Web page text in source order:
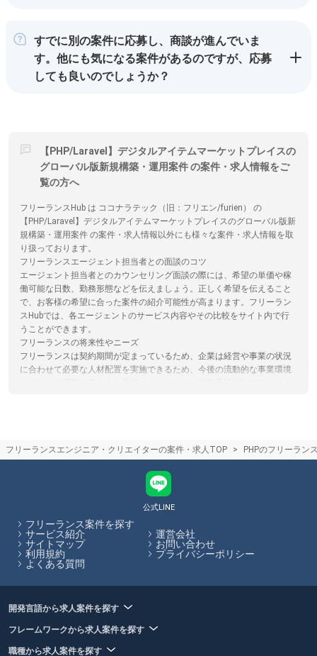
すでに別の案件に応募し、商談が進んでいま
す。他にも気になる案件があるのですが、応募
しても良いのでしょうか？
【PHP/Laravel】デジタルアイテムマーケットプレイスの
グローバル版新規構築・運用案件 の案件・求人情報をご
覧の方へ
フリーランスHub は ココナラテック（旧：フリエン/furien） の
【PHP/Laravel】デジタルアイテムマーケットプレイスのグローバル版新
規構築・運用案件 の案件・求人情報以外にも様々な案件・求人情報を取
り扱っております。
フリーランスエージェント担当者との面談のコツ
エージェント担当者とのカウンセリング面談の際には、希望の単価や稼
働可能な日数、勤務形態などを伝えましょう。正しく希望を伝えること
で、お客様の希望に合った案件の紹介可能性が高まります。フリーラン
スHubでは、各エージェントのサービス内容やその比較をサイト内で行
うことができます。
フリーランスの将来性やニーズ
フリーランスは契約期間が定まっているため、企業は経営や事業の状況
に合わせて必要な人材配置を実施できるため、今後の流動的な事業環境
人のマッチングをカウンセリングや営業代行を通してサポートするのに
す。クラウドソーシングサイトを利用する際は、フリーランスと発注者
が直接プラットフォームでやり取りするため、エージェントによるサポ
ートはありません。フリーランスHubではフリーランスエージェントの
保有する案件を多数掲載しています。
フリーランスHubはお客様のフリーランス案件探しを最大限サポートし
ていきます。
フリーランスエンジニア・クリエイターの案件・求人TOP PHPのフリーラン
公式LINE
フリーランス案件を探す
サービス紹介
運営会社
サイトマップ
お問い合わせ
利用規約
プライバシーポリシー
よくある質問
開発言語から求人案件を探す
フレームワークから求人案件を探す
職種から求人案件を探す